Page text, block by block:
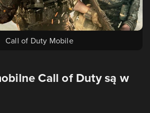
Call of Duty Mobile
Call of Duty są w